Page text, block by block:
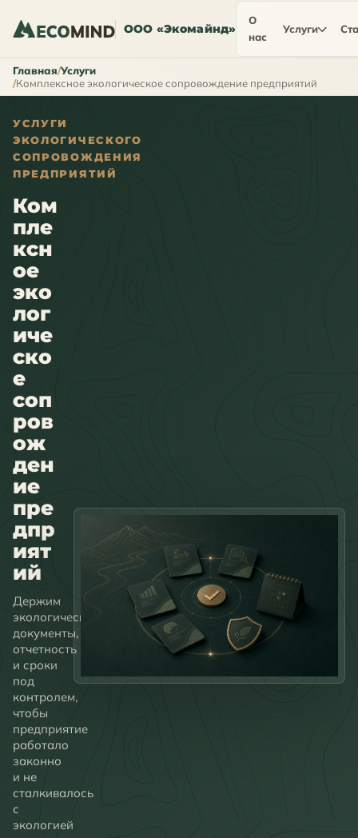
ООО «Экомайнд»
О
нас
Услуги
Главная Услуги
Комплексное экологическое сопровождение предприятий
УСЛУГИ
ЭКОЛОГИЧЕСКОГО
СОПРОВОЖДЕНИЯ
ПРЕДПРИЯТИЙ
Ком
пле
ксн
ое
эко
лог
иче
ско
е
соп
ров
ож
ден
ие
пре
дпр
ият
ий
Держим
экологические
документы,
отчетность
и сроки
под
контролем,
чтобы
предприятие
работало
законно
и не
сталкивалось
с
экологией